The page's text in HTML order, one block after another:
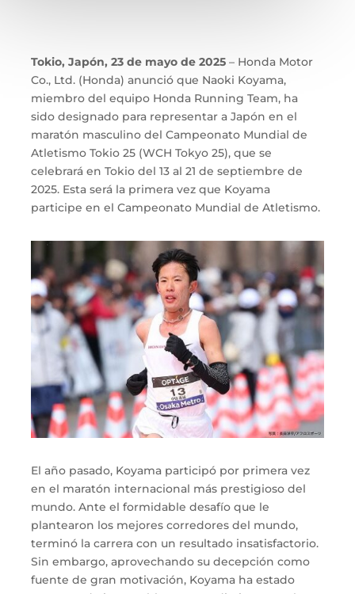
Tokio, Japón, 23 de mayo de 2025– Honda Motor
Co., Ltd. (Honda) anunció que Naoki Koyama,
miembro del equipo Honda Running Team, ha
sido designado para representar a Japón en el
maratón masculino del Campeonato Mundial de
Atletismo Tokio 25 (WCH Tokyo 25), que se
celebrará en Tokio del 13 al 21 de septiembre de
2025. Esta será la primera vez que Koyama
participe en el Campeonato Mundial de Atletismo.
El año pasado, Koyama participó por primera vez
en el maratón internacional más prestigioso del
mundo. Ante el formidable desafío que le
plantearon los mejores corredores del mundo,
terminó la carrera con un resultado insatisfactorio.
Sin embargo, aprovechando su decepción como
fuente de gran motivación, Koyama ha estado